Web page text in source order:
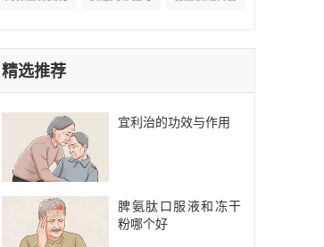
精选推荐
宜利治的功效与作用
脾氨肽口服液和冻干
粉哪个好